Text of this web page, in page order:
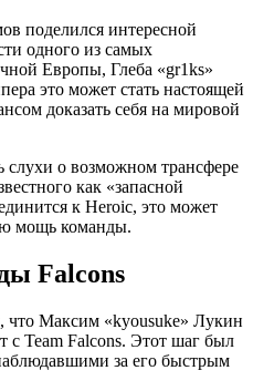
поделился интересной
одного из самых
Европы, Глеба «gr1ks»
это может стать настоящей
доказать себя на мировой
слухи о возможном трансфере
как «запасной
к Heroic, это может
мощь команды.
Falcons
что Максим «kyousuke» Лукин
с Team Falcons. Этот шаг был
за его быстрым